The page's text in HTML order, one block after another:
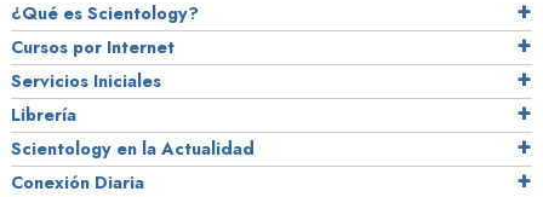
¿Qué es Scientology?
Cursos por Internet
Servicios Iniciales
Librería
Scientology en la Actualidad
Conexión Diaria